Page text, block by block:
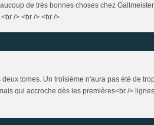
de très bonnes choses chez
/> <br /> <br />
tomes. Un troisième n'aura pas été de
qui accroche dès les premières<br />